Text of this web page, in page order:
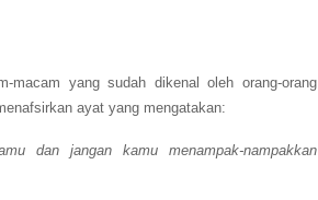
macam yang sudah dikenal oleh orang-orang
ayat yang mengatakan:
dan jangan kamu menampak-nampakkan